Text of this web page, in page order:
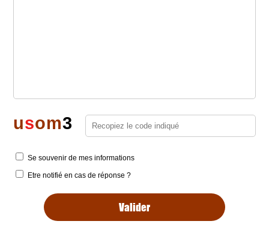
usom3
Se souvenir de mes informations
Etre notifié en cas de réponse ?